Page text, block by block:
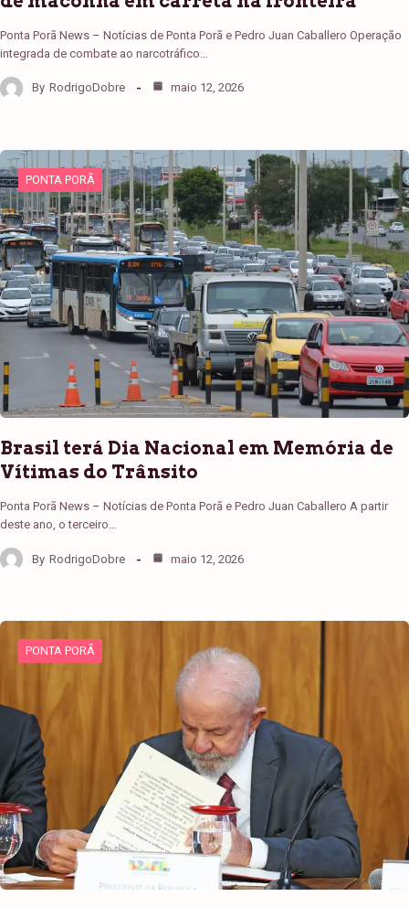
Ponta Porã News – Notícias de Ponta Porã e Pedro Juan Caballero Operação
integrada de combate ao narcotráfico…
By RodrigoDobre maio 12, 2026
PONTA PORÃ
Brasil terá Dia Nacional em Memória de
Vítimas do Trânsito
Ponta Porã News – Notícias de Ponta Porã e Pedro Juan Caballero A partir
deste ano, o terceiro…
By RodrigoDobre maio 12, 2026
PONTA PORÃ